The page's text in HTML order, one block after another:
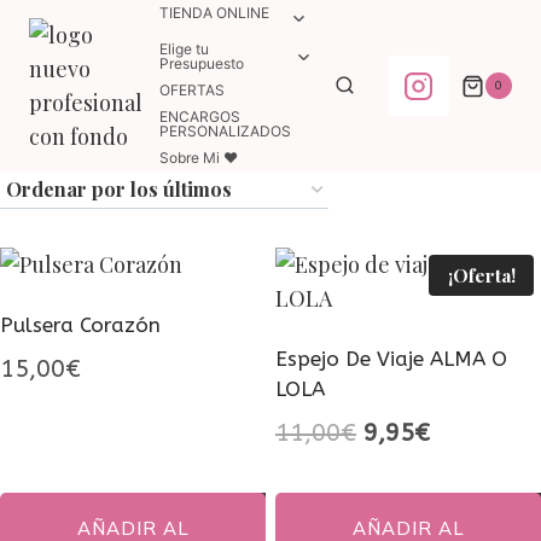
Saltar
contenido
TIENDA ONLINE
ALTERNAR
HIJO
Elige tu
Presupuesto
ALTERNAR
MENÚ
OFERTAS
ENCARGOS
PERSONALIZADOS
Sobre Mi ♥
0
Pulsera Corazón
15,00€
AÑADIR AL
¡Oferta!
Espejo De Viaje ALMA O
LOLA
11,00€ El
9,95€El
AÑADIR AL